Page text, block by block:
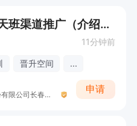
无责底薪1500诚招半天班渠道推广（介绍人员入职公司有奖励）
11分钟前
晋升空间 ...
山西凝练生物技术集团股份有限公司长春运营中心
申请